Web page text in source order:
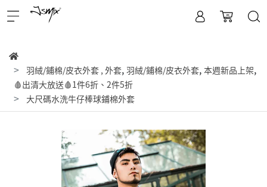
羽絨/鋪棉/皮衣外套 , 外套, 羽絨/鋪棉/皮衣外套, 本週新品上架,
🩸出清大放送🩸1件6折、2件5折
大尺碼水洗牛仔棒球鋪棉外套